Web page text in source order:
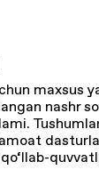
maxsus
nashr